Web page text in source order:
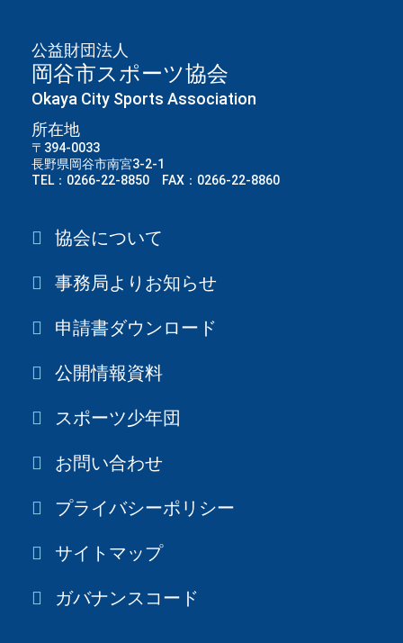
公益財団法人
岡谷市スポーツ協会
Okaya City Sports Association
所在地
〒394-0033
長野県岡谷市南宮3-2-1
TEL：0266-22-8850 FAX：0266-22-8860
協会について
事務局よりお知らせ
申請書ダウンロード
公開情報資料
スポーツ少年団
お問い合わせ
プライバシーポリシー
サイトマップ
ガバナンスコード